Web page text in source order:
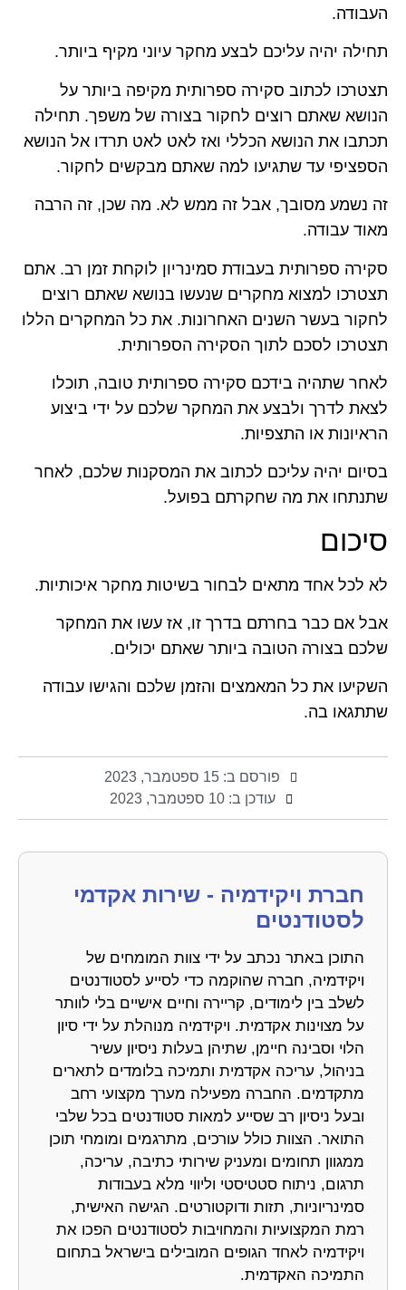
העבודה.
תחילה יהיה עליכם לבצע מחקר עיוני מקיף ביותר.
תצטרכו לכתוב סקירה ספרותית מקיפה ביותר על
הנושא שאתם רוצים לחקור בצורה של משפך. תחילה
תכתבו את הנושא הכללי ואז לאט לאט תרדו אל הנושא
הספציפי עד שתגיעו למה שאתם מבקשים לחקור.
זה נשמע מסובך, אבל זה ממש לא. מה שכן, זה הרבה
מאוד עבודה.
סקירה ספרותית בעבודת סמינריון לוקחת זמן רב. אתם
תצטרכו למצוא מחקרים שנעשו בנושא שאתם רוצים
לחקור בעשר השנים האחרונות. את כל המחקרים הללו
תצטרכו לסכם לתוך הסקירה הספרותית.
לאחר שתהיה בידכם סקירה ספרותית טובה, תוכלו
לצאת לדרך ולבצע את המחקר שלכם על ידי ביצוע
הראיונות או התצפיות.
בסיום יהיה עליכם לכתוב את המסקנות שלכם, לאחר
שתנתחו את מה שחקרתם בפועל.
סיכום
לא לכל אחד מתאים לבחור בשיטות מחקר איכותיות.
אבל אם כבר בחרתם בדרך זו, אז עשו את המחקר
שלכם בצורה הטובה ביותר שאתם יכולים.
השקיעו את כל המאמצים והזמן שלכם והגישו עבודה
שתתגאו בה.
פורסם ב:
עודכן ב: 10 ספטמבר, 2023
חברת ויקידמיה - שירות אקדמי
לסטודנטים
התוכן באתר נכתב על ידי צוות המומחים של
ויקידמיה, חברה שהוקמה כדי לסייע לסטודנטים
לשלב בין לימודים, קריירה וחיים אישיים בלי לוותר
על מצוינות אקדמית. ויקידמיה מנוהלת על ידי סיון
הלוי וסבינה חיימן, שתיהן בעלות ניסיון עשיר
בניהול, עריכה אקדמית ותמיכה בלומדים לתארים
מתקדמים. החברה מפעילה מערך מקצועי רחב
ובעל ניסיון רב שסייע למאות סטודנטים בכל שלבי
התואר. הצוות כולל עורכים, מתרגמים ומומחי תוכן
ממגוון תחומים ומעניק שירותי כתיבה, עריכה,
תרגום, ניתוח סטטיסטי וליווי מלא בעבודות
סמינריוניות, תזות ודוקטורטים. הגישה האישית,
רמת המקצועיות והמחויבות לסטודנטים הפכו את
ויקידמיה לאחד הגופים המובילים בישראל בתחום
התמיכה האקדמית.